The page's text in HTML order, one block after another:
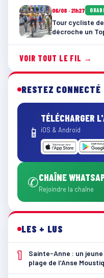
06/08 · 21h27
Tour cycliste
décroche un
VOIR TOUT LE FIL →
RESTEZ CONNECTÉ
📱
TÉLÉCHARGER
iOS & Android
✆CHAÎNE
Rejoindre la chaîne
LES + LUS
1
Sainte-Anne : un
plage de l’Anse